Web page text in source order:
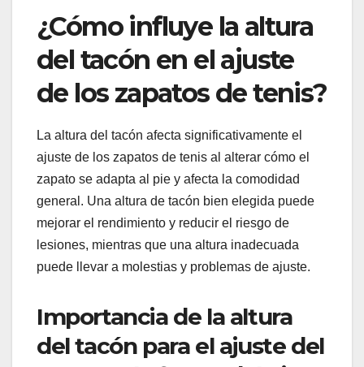
¿Cómo influye la altura
del tacón en el ajuste
de los zapatos de tenis?
La altura del tacón afecta significativamente el
ajuste de los zapatos de tenis al alterar cómo el
zapato se adapta al pie y afecta la comodidad
general. Una altura de tacón bien elegida puede
mejorar el rendimiento y reducir el riesgo de
lesiones, mientras que una altura inadecuada
puede llevar a molestias y problemas de ajuste.
Importancia de la altura
del tacón para el ajuste del